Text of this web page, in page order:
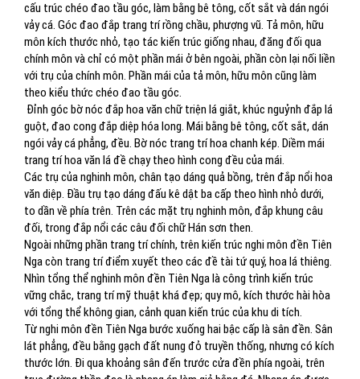
cấu trúc chéo đao tầu góc, làm bằng bê tông, cốt sắt và dán ngói
vảy cá. Góc đao đắp trang trí rồng chầu, phượng vũ. Tả môn, hữu
môn kích thước nhỏ, tạo tác kiến trúc giống nhau, đăng đối qua
chính môn và chỉ có một phần mái ở bên ngoài, phần còn lại nối liền
với trụ của chính môn. Phần mái của tả môn, hữu môn cũng làm
theo kiểu thức chéo đao tầu góc.
Đỉnh góc bờ nóc đắp hoa văn chữ triện lá giắt, khúc nguỷnh đắp lá
guột, đao cong đắp diệp hóa long. Mái bằng bê tông, cốt sắt, dán
ngói vảy cá phẳng, đều. Bờ nóc trang trí hoa chanh kép. Diềm mái
trang trí hoa văn lá đề chạy theo hình cong đều của mái.
Các trụ của nghinh môn, chân tạo dáng quả bồng, trên đắp nổi hoa
văn diệp. Đầu trụ tạo dáng đấu kê dật ba cấp theo hình nhỏ dưới,
to dần về phía trên. Trên các mặt trụ nghinh môn, đắp khung câu
đối, trong đắp nổi các câu đối chữ Hán sơn then.
Ngoài những phần trang trí chính, trên kiến trúc nghi môn đền Tiên
Nga còn trang trí điểm xuyết theo các đề tài tứ quý, hoa lá thiêng.
Nhìn tổng thể nghinh môn đền Tiên Nga là công trình kiến trúc
vững chắc, trang trí mỹ thuật khá đẹp; quy mô, kích thước hài hòa
với tổng thể không gian, cảnh quan kiến trúc của khu di tích.
Từ nghi môn đền Tiên Nga bước xuống hai bậc cấp là sân đền. Sân
lát phẳng, đều bằng gạch đất nung đỏ truyền thống, nhưng có kích
thước lớn. Đi qua khoảng sân đến trước cửa đền phía ngoài, trên